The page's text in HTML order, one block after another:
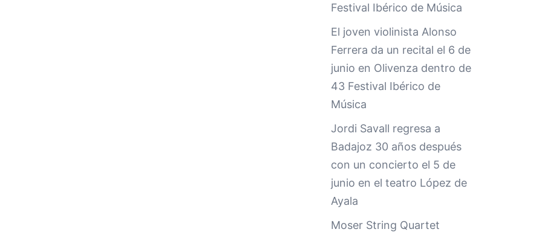
Festival Ibérico de Música
El joven violinista Alonso
Ferrera da un recital el 6 de
junio en Olivenza dentro de
43 Festival Ibérico de
Música
Jordi Savall regresa a
Badajoz 30 años después
con un concierto el 5 de
junio en el teatro López de
Ayala
Moser String Quartet